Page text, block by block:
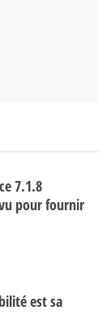
7.1.8
pour fournir
est sa